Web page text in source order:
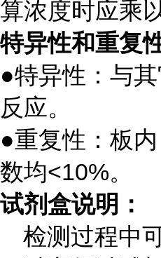
算浓度时应乘
特异性和重复
●特异性：与
反应。
●重复性：板
数均<10%。
试剂盒说明：
检测过程中